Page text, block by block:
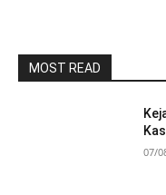
MOST READ
07/